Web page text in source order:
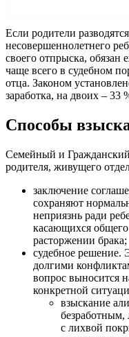
Если родители
несовершеннолетнего
своего отпрыска, обязан
чаще всего в судебном
отца. Законом
заработка, на двоих – 33
Способы
Семейный и
родителя, живущего
заключение
сохраняют
неприязнь ради
касающихся общего
расторжении брака;
судебное решение.
долгими
вопрос выносится
конкретной
взыскание
безработным,
с лихвой